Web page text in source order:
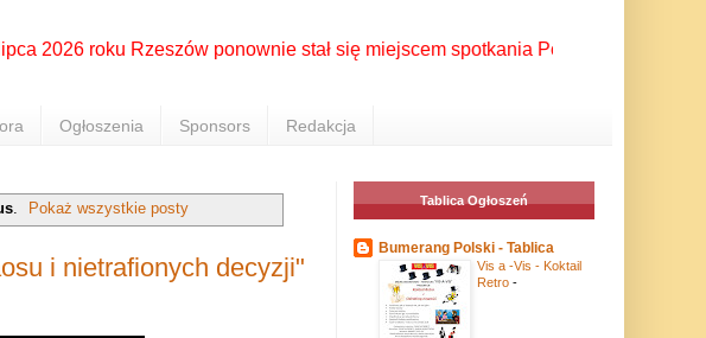
2026 roku Rzeszów ponownie stał się miejscem spotkania Polonii z całego
Ogłoszenia Sponsors Redakcja
. Pokaż wszystkie posty
i nietrafionych decyzji"
Tablica Ogłoszeń
Bumerang Polski - Tablica
Vis a -Vis - Koktail
Retro -